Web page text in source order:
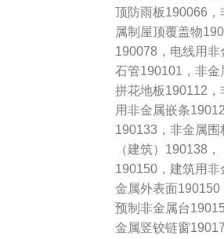
顶防雨板190066
属制屋顶覆盖物
190078，电线用
石管190101，非金
拼花地板190112
用非金属嵌条
190133，非金属
（建筑）190138
190150，建筑用
金属外表面190150
预制非金属台
金属竖铰链窗